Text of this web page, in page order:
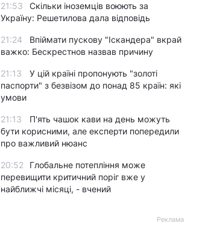
21:53
Скільки іноземців воюють за
Україну: Решетилова дала відповідь
21:24
Впіймати пускову "Іскандера" вкрай
важко: Бескрестнов назвав причину
21:13
У цій країні пропонують "золоті
паспорти" з безвізом до понад 85 країн: які
умови
21:13
П'ять чашок кави на день можуть
бути корисними, але експерти попередили
про важливий нюанс
20:52
Глобальне потепління може
перевищити критичний поріг вже у
найближчі місяці, - вчений
Реклама